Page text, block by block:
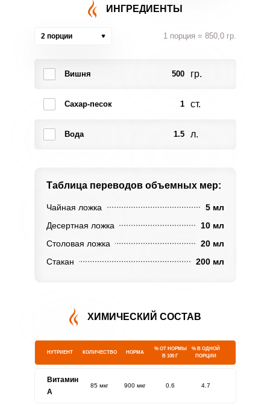
ИНГРЕДИЕНТЫ
2 порции 1 порция = 850,0 гр.
Вишня 500 гр.
Сахар-песок 1 ст.
Вода 1.5 л.
Таблица переводов объемных мер:
Чайная ложка
5 мл
Десертная ложка
10 мл
Столовая ложка
20 мл
Стакан
200 мл
ХИМИЧЕСКИЙ СОСТАВ
НУТРИЕНТ КОЛИЧЕСТВО НОРМА
% ОТ НОРМЫ
В 100 Г
% В ОДНОЙ
ПОРЦИИ
Витамин
A
85 мкг 900 мкг 0.6 4.7